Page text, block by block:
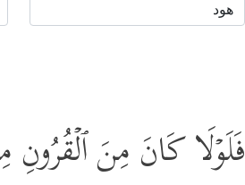
فَلَوۡلَا كَانَ مِنَ ٱلۡقُرُونِ